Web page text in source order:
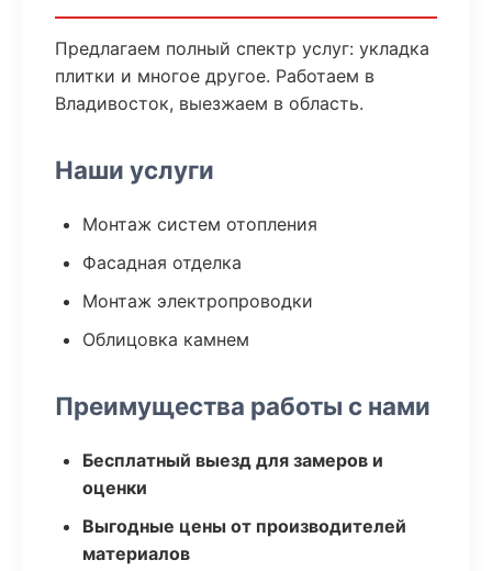
Предлагаем полный спектр услуг: укладка
плитки и многое другое. Работаем в
Владивосток, выезжаем в область.
Наши услуги
Монтаж систем отопления
Фасадная отделка
Монтаж электропроводки
Облицовка камнем
Преимущества работы с нами
Бесплатный выезд для замеров и
оценки
Выгодные цены от производителей
материалов